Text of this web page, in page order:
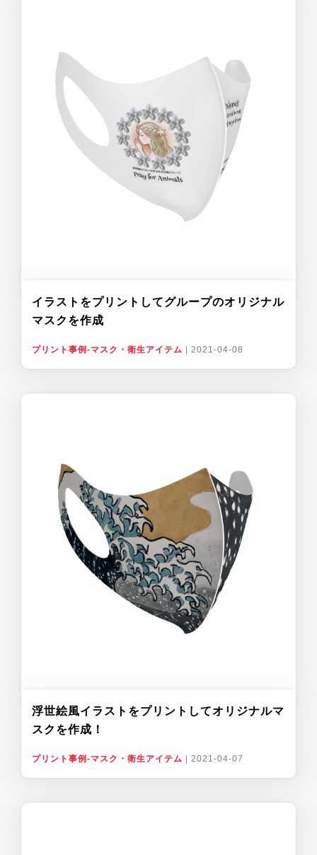
イラストをプリントしてグループのオリジナル
マスクを作成
プリント事例-マスク・衛生アイテム 2021-04-08
浮世絵風イラストをプリントしてオリジナルマ
スクを作成！
プリント事例-マスク・衛生アイテム 2021-04-07